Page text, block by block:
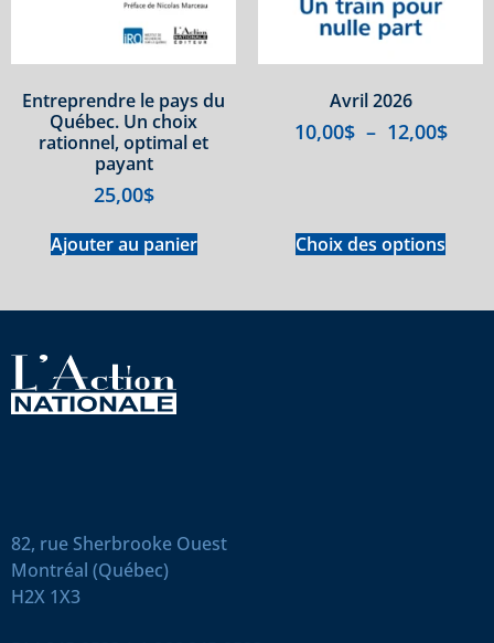
Entreprendre le pays du
Québec. Un choix
rationnel, optimal et
payant
25,00$
Ajouter au panier
Avril 2026
10,00$ – 12,00$
Choix des options
82, rue Sherbrooke Ouest
Montréal (Québec)
H2X 1X3